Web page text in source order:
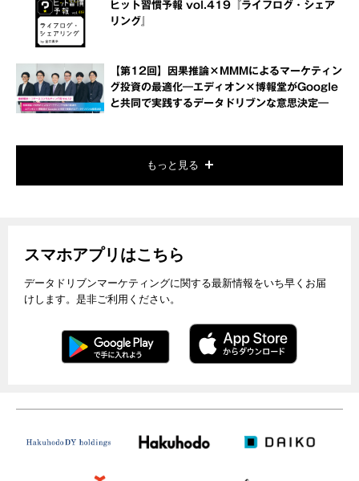
ヒット習慣予報 vol.419『ライフログ・シェア
リング』
【第12回】因果推論×MMMによるマーケティン
グ投資の最適化―エディオン×博報堂がGoogle
と共同で実践するデータドリブンな意思決定―
もっと見る
スマホアプリはこちら
データドリブンマーケティングに関する最新情報をいち早くお届
けします。是非ご利用ください。